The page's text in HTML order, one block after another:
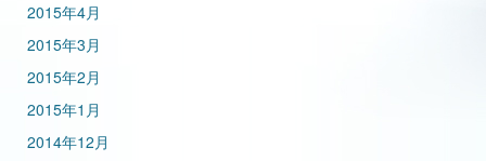
2015年4月
2015年3月
2015年2月
2015年1月
2014年12月